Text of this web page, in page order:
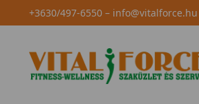
+3630/497-6550– info@vitalforce.hu